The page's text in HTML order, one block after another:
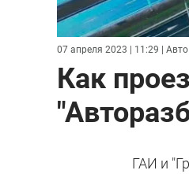
07 апреля 2023 | 11:29 |
Как
ГАИ и